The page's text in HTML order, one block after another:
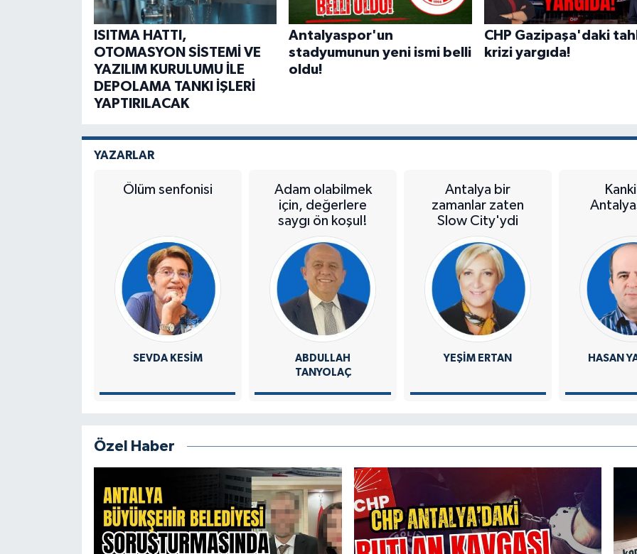
ISITMA HATTI,
OTOMASYON SİSTEMİ VE
YAZILIM KURULUMU İLE
DEPOLAMA TANKI İŞLERİ
YAPTIRILACAK
Antalyaspor'un
stadyumunun yeni ismi belli
oldu!
CHP Gazipaşa'daki
krizi yargıda!
YAZARLAR
Ölüm senfonisi
SEVDA KESİM
Adam olabilmek
için, değerlere
saygı ön koşul!
ABDULLAH
TANYOLAÇ
Antalya bir
zamanlar zaten
Slow City'ydi
YEŞIM ERTAN HASAN
Özel Haber